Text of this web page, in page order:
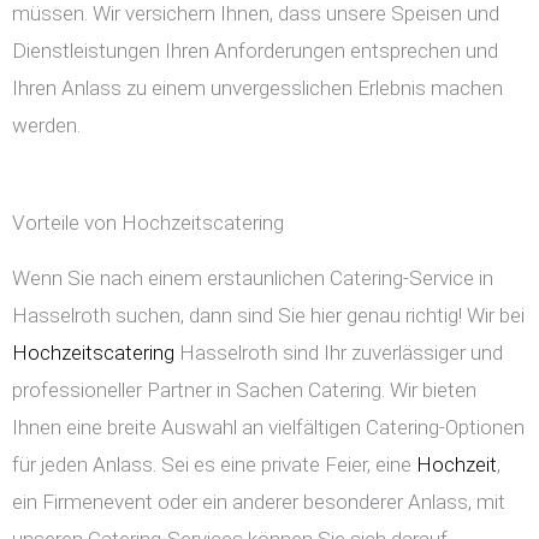
müssen. Wir versichern Ihnen, dass unsere Speisen und
Dienstleistungen Ihren Anforderungen entsprechen und
Ihren Anlass zu einem unvergesslichen Erlebnis machen
werden.
Vorteile von Hochzeitscatering
Wenn Sie nach einem erstaunlichen Catering-Service in
Hasselroth suchen, dann sind Sie hier genau richtig! Wir bei
Hochzeitscatering Hasselroth sind Ihr zuverlässiger und
professioneller Partner in Sachen Catering. Wir bieten
Ihnen eine breite Auswahl an vielfältigen Catering-Optionen
für jeden Anlass. Sei es eine private Feier, eine Hochzeit,
ein Firmenevent oder ein anderer besonderer Anlass, mit